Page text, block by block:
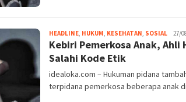
HEADLINE, HUKUM, KESEHATAN, SOSIALadmin
27/
Kebiri Pemerkosa Anak, Ahli
Salahi Kode Etik
idealoka.com – Hukuman pidana
terpidana pemerkosa beberapa anak